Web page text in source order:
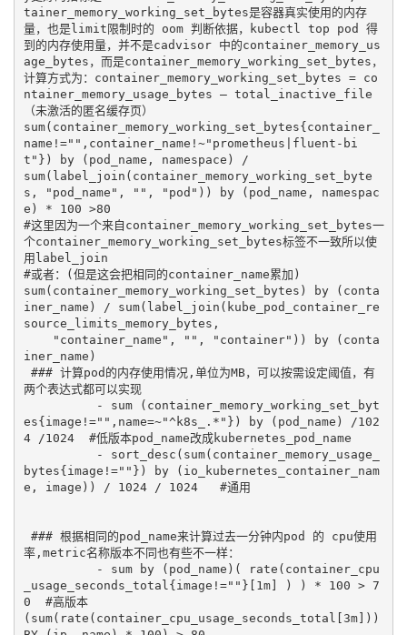
tainer_memory_working_set_bytes是容器真实使用的内存
量，也是limit限制时的 oom 判断依据，kubectl top pod 得
到的内存使用量，并不是cadvisor 中的container_memory_us
age_bytes，而是container_memory_working_set_bytes，
计算方式为：container_memory_working_set_bytes = co
ntainer_memory_usage_bytes – total_inactive_file
（未激活的匿名缓存页）
sum(container_memory_working_set_bytes{container_
name!="",container_name!~"prometheus|fluent-bi
t"}) by (pod_name, namespace) /
sum(label_join(container_memory_working_set_byte
s, "pod_name", "", "pod")) by (pod_name, namespac
e) * 100 >80
#这里因为一个来自container_memory_working_set_bytes一
个container_memory_working_set_bytes标签不一致所以使
用label_join
#或者：(但是这会把相同的container_name累加)
sum(container_memory_working_set_bytes) by (conta
iner_name) / sum(label_join(kube_pod_container_re
source_limits_memory_bytes,
iner_name)
两个表达式都可以实现
es{image!="",name=~"^k8s_.*"}) by (pod_name) /102
4 /1024  #低版本pod_name改成kubernetes_pod_name
bytes{image!=""}) by (io_kubernetes_container_nam
e, image)) / 1024 / 1024   #通用
率,metric名称版本不同也有些不一样：
_usage_seconds_total{image!=""}[1m] ) ) * 100 > 7
0  #高版本
(sum(rate(container_cpu_usage_seconds_total[3m]))